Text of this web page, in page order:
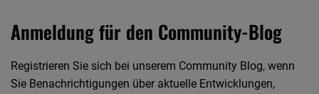
Anmeldung für den Community-Blog
Registrieren Sie sich bei unserem Community Blog, wenn
Sie Benachrichtigungen über aktuelle Entwicklungen,